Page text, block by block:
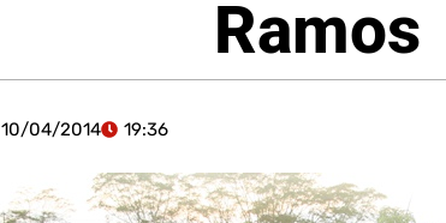
Ramos
10/04/2014 19:36